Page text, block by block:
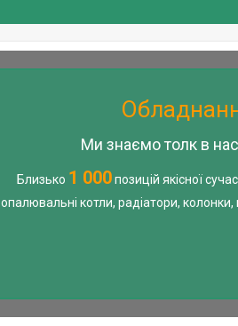
Ми знаємо толк в
Близько 1 000позицій якісної
опалювальні котли, радіатори,